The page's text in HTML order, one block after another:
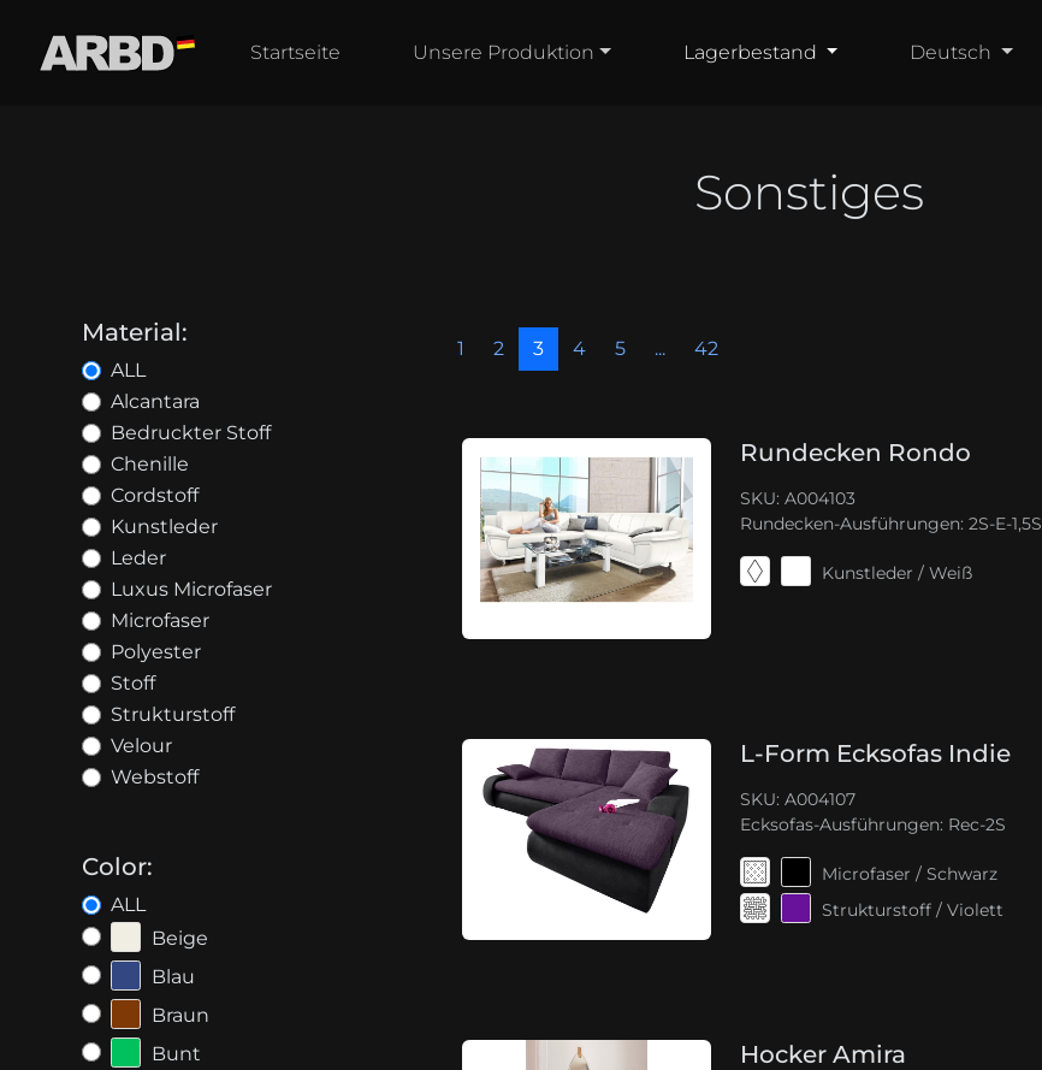
Startseite Unsere Produktion Lagerbestand Deutsch
Sonstiges
Material:
ALL
Alcantara
Bedruckter Stoff
Chenille
Cordstoff
Kunstleder
Leder
Luxus Microfaser
Microfaser
Polyester
Stoff
Strukturstoff
Velour
Webstoff
Color:
ALL
Beige
Blau
Braun
Bunt
1 2 3 4 5 ... 42
Rundecken Rondo
SKU: A004103
Rundecken-Ausführungen: 2S-E-1,5S
Kunstleder / Weiß
L-Form Ecksofas Indie
SKU: A004107
Ecksofas-Ausführungen: Rec-2S
Microfaser / Schwarz
Strukturstoff / Violett
Hocker Amira